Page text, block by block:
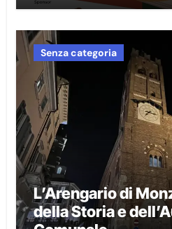
Senza categoria
L’Arengario di
della Storia e